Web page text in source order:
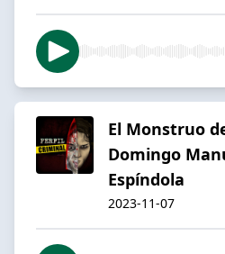
El Monstruo
Domingo
Espíndola
2023-11-07